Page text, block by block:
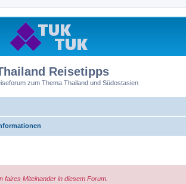
Reisetipps
zum Thema Thailand und Südostasien
faires Miteinander in diesem Forum.